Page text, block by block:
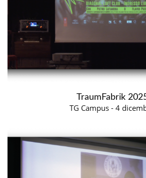
TraumFabrik
TG Campus - 4